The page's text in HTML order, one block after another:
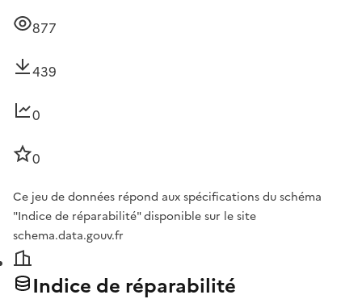
877
439
0
0
Ce jeu de données répond aux spécifications du schéma
"Indice de réparabilité" disponible sur le site
schema.data.gouv.fr
Indice de réparabilité